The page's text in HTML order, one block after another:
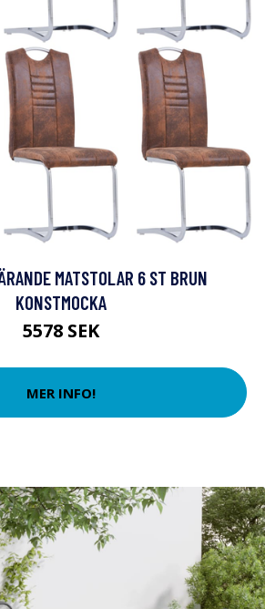
MATSTOLAR 6 ST BRUN
KONSTMOCKA
5578 SEK
MER INFO!